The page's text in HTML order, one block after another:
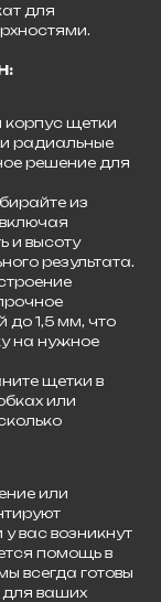
для
корпус щетки
радиальные
решение для
из
и высоту
результата.
1,5 мм, что
на нужное
щетки в
или
или
вас возникнут
помощь в
всегда готовы
для ваших